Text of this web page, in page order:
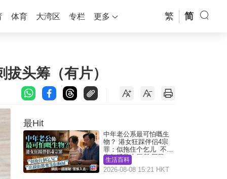
体育 大湾区 专栏 更多 繁 简
头筹（有片）
最Hit
中年老公系最可怕嘅生
物？ 港女狂踩伴侣4宗
罪：似拖住个乞儿 不解
为何经常去厕所 网民一
语道破
生活百科
2026-08-08 15:21 HKT